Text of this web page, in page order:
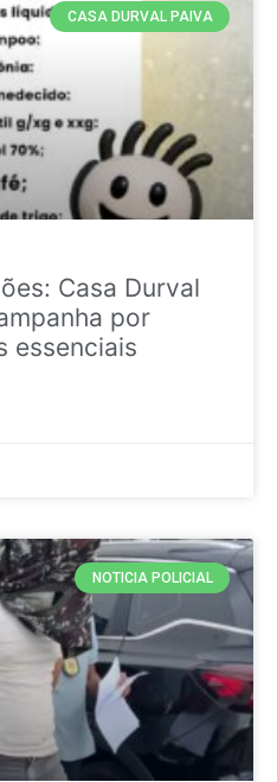
CASA DURVAL PAIVA
Casa Durval
por
essenciais
NOTICIA POLICIAL